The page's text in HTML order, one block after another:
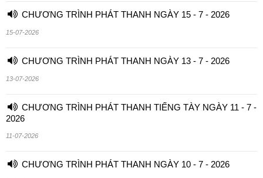
CHƯƠNG TRÌNH PHÁT THANH NGÀY 15 - 7 - 2026
15-07-2026
CHƯƠNG TRÌNH PHÁT THANH NGÀY 13 - 7 - 2026
13-07-2026
CHƯƠNG TRÌNH PHÁT THANH TIẾNG TÀY NGÀY 11 - 7 -
2026
11-07-2026
CHƯƠNG TRÌNH PHÁT THANH NGÀY 10 - 7 - 2026